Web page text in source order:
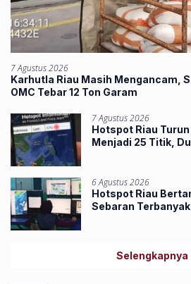
7 Agustus 2026
Karhutla Riau Masih Mengancam,
OMC Tebar 12 Ton Garam
7 Agustus 2026
Hotspot Riau
Menjadi 25 Titik,
6 Agustus 2026
Hotspot Riau
Sebaran Terbanyak
Selengkapnya